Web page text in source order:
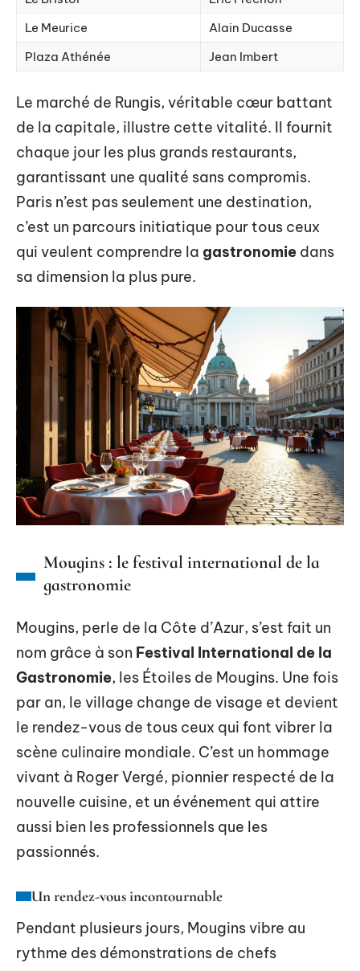
Le Meurice
Alain Ducasse
Plaza Athénée
Jean Imbert
Le marché de Rungis, véritable cœur battant
de la capitale, illustre cette vitalité. Il fournit
chaque jour les plus grands restaurants,
garantissant une qualité sans compromis.
Paris n’est pas seulement une destination,
c’est un parcours initiatique pour tous ceux
qui veulent comprendre la gastronomie dans
sa dimension la plus pure.
Mougins : le festival international de la
gastronomie
Mougins, perle de la Côte d’Azur, s’est fait un
nom grâce à son Festival International de la
Gastronomie, les Étoiles de Mougins. Une fois
par an, le village change de visage et devient
le rendez-vous de tous ceux qui font vibrer la
scène culinaire mondiale. C’est un hommage
vivant à Roger Vergé, pionnier respecté de la
nouvelle cuisine, et un événement qui attire
aussi bien les professionnels que les
passionnés.
Un rendez-vous incontournable
Pendant plusieurs jours, Mougins vibre au
rythme des démonstrations de chefs